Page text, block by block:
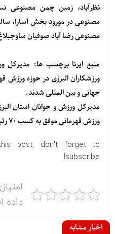
نظرآباد، زمین چمن مصنوعی
مصنوعی در مورود بخش آسارا،
مصنوعی رضا آباد صوفیان ساوجبلاغ
منبع ایرنا برچسب ها: مدیرکل
جهانی و بین المللی شدند.
مدیرکل ورزش و جوانان استان
ورزش قهرمانی موفق به کسب ۷۰ رتبه برتر جهانی و بین المللی شد
post, don't forget to
subscribe!
داده
اخبار مشابه